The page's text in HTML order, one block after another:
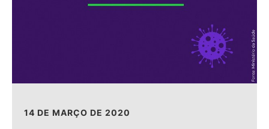
14 DE MARÇO DE 2020